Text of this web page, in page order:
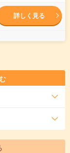
詳しく見る